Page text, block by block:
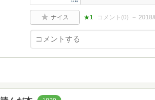
ナイス ★1 コメント(0)